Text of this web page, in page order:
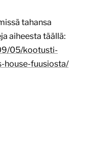
tahansa
aiheesta täällä:
05/kootusti-
house-fuusiosta/